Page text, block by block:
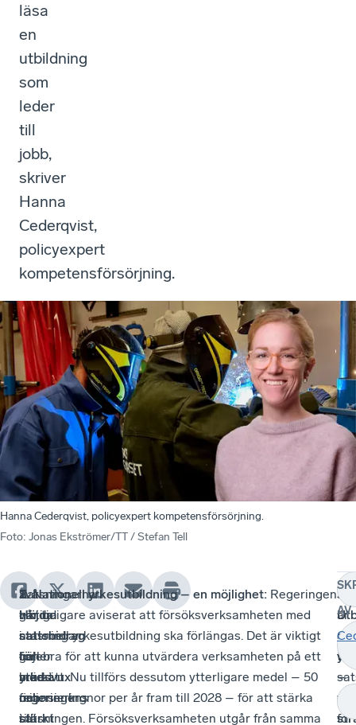
läsa
en
utbildning
som
leder
till
jobb,
skriver
Hanna
Cederqvist,
policyexpert
kompetensförsörjning.
Hanna Cederqvist, policyexpert kompetensförsörjning.
Foto: Jonas Ekströmer/TT / Stefan Tell
Satsningarna
går
i
linje
med
regeringens
i
Två
viktiga
satsningar
gäller
stärkt
finansiering
till
1.
Höjda
statsbidrag
för
yrkesvux
och
stärkt
2. Nationell yrkesutbildning – en möjlighet: Regeringen
har tidigare aviserat att försöksverksamheten med
nationell yrkesutbildning ska förlängas. Det är viktigt
och bra för att kunna utvärdera verksamheten på ett
bra sätt. Nu tillförs dessutom ytterligare medel – 50
miljoner kronor per år fram till 2028 – för att stärka
satsningen. Försöksverksamheten utgår från samma
3.
av
–
ett
är
tre
för
AV